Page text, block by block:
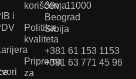
i
korišćenja
Politika
kvaliteta
Priprema
za
39v 11000
Beograd
Srbija
+381 61 153 1153
+381 63 771 45 96